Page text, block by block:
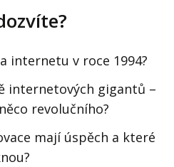
internetu v roce 1994?
internetových gigantů –
revolučního?
mají úspěch a které